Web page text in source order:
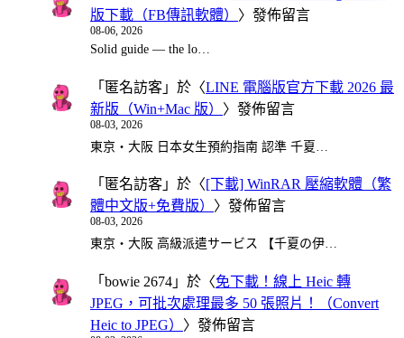
版下載（FB傳訊軟體） 〉發佈留言
08-06, 2026
Solid guide — the lo…
「 匿名訪客 」於〈LINE 電腦版官方下載 2026 最
新版（Win+Mac 版） 〉發佈留言
08-03, 2026
東京・大阪 日本女生預約指南 認準 千夏…
「 匿名訪客 」於〈[下載] WinRAR 壓縮軟體（繁
體中文版+免費版） 〉發佈留言
08-03, 2026
東京・大阪 高級派遣サービス 【千夏の伊…
「 bowie 2674 」於〈免下載！線上 Heic 轉
JPEG，可批次處理最多 50 張照片！（Convert
Heic to JPEG） 〉發佈留言